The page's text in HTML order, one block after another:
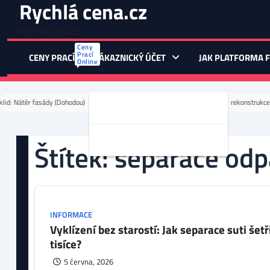
content
Rychlá cena.cz
CENY PRACÍ
Ceny
Prací
Online ZÁKAZNICKÝ ÚČET JAK PLATFORMA
Nátěr fasády (Dohodou)
Štítek:separace
INFORMACE
Vyklízení bez starostí: Jak separace suti
tisíce?
5 června, 2026